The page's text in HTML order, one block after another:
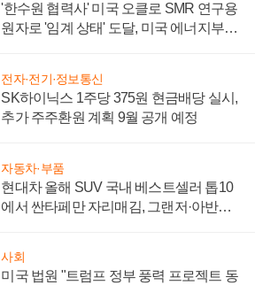
'한수원 협력사' 미국 오클로 SMR 연구용
원자로 '임계 상태' 도달, 미국 에너지부
전자·전기·정보통신
SK하이닉스 1주당 375원 현금배당 실시,
추가 주주환원 계획 9월 공개 예정
자동차·부품
현대차 올해 SUV 국내 베스트셀러 톱10
에서 싼타페만 자리매김, 그랜저·아반떼
사회
미국 법원 "트럼프 정부 풍력 프로젝트 동